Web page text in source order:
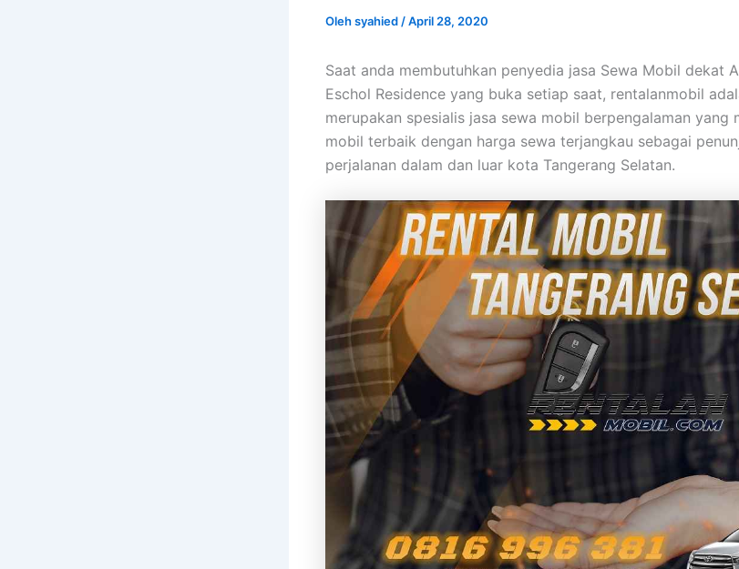
Olehsyahied /April 28, 2020
Saat anda membutuhkan penyedia jasa Sewa Mobil dekat
Eschol Residence yang buka setiap saat, rentalanmobil
merupakan spesialis jasa sewa mobil berpengalaman yang
mobil terbaik dengan harga sewa terjangkau sebagai
perjalanan dalam dan luar kota Tangerang Selatan.